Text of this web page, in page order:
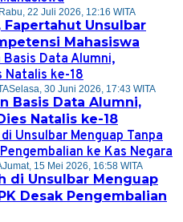
Rabu, 22 Juli 2026, 12:16 WITA
Fapertahut Unsulbar
Mahasiswa
Selasa, 30 Juni 2026, 17:43 WITA
Basis Data Alumni,
Natalis ke-18
Jumat, 15 Mei 2026, 16:58 WITA
di Unsulbar Menguap
Desak Pengembalian